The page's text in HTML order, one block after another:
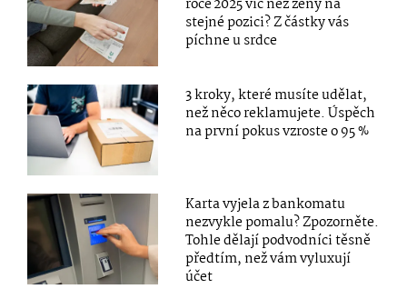
stejné pozici? Z částky vás
píchne u srdce
3 kroky, které musíte udělat,
než něco reklamujete. Úspěch
na první pokus vzroste o 95 %
Karta vyjela z bankomatu
nezvykle pomalu? Zpozorněte.
Tohle dělají podvodníci těsně
předtím, než vám vyluxují
účet